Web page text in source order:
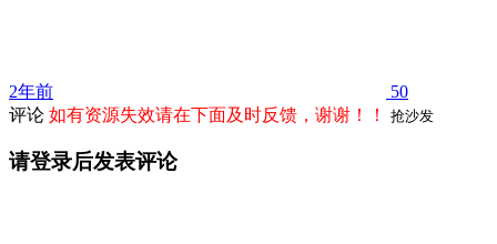
2年前
50
评论 如有资源失效请在下面及时反馈，谢谢！！ 抢沙发
请登录后发表评论